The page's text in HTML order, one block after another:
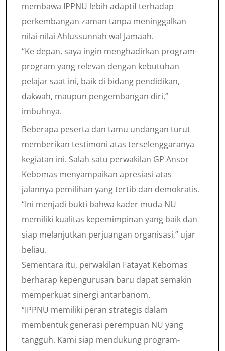
membawa IPPNU lebih adaptif terhadap
perkembangan zaman tanpa meninggalkan
nilai-nilai Ahlussunnah wal Jamaah.
“Ke depan, saya ingin menghadirkan program-
program yang relevan dengan kebutuhan
pelajar saat ini, baik di bidang pendidikan,
dakwah, maupun pengembangan diri,”
imbuhnya.
Beberapa peserta dan tamu undangan turut
memberikan testimoni atas terselenggaranya
kegiatan ini. Salah satu perwakilan GP Ansor
Kebomas menyampaikan apresiasi atas
jalannya pemilihan yang tertib dan demokratis.
“Ini menjadi bukti bahwa kader muda NU
memiliki kualitas kepemimpinan yang baik dan
siap melanjutkan perjuangan organisasi,” ujar
beliau.
Sementara itu, perwakilan Fatayat Kebomas
berharap kepengurusan baru dapat semakin
memperkuat sinergi antarbanom.
“IPPNU memiliki peran strategis dalam
membentuk generasi perempuan NU yang
tangguh. Kami siap mendukung program-